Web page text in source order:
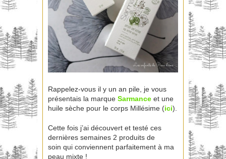
Rappelez-vous il y un an pile, je vous
présentais la marque Sarmance et une
huile sèche pour le corps Millésime (ici).
Cette fois j’ai découvert et testé ces
dernières semaines 2 produits de
soin qui conviennent parfaitement à ma
peau mixte !